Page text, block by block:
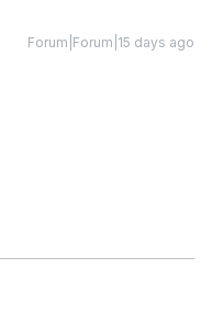
Forum|Forum|15 days ago